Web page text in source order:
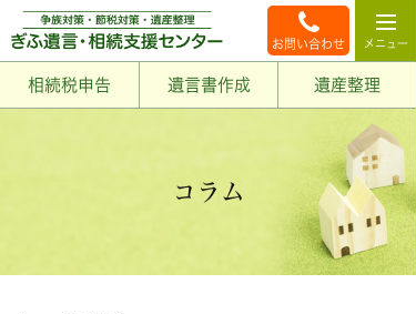
お問い合わせ
相続税申告 遺言書作成 遺産整理
コラム